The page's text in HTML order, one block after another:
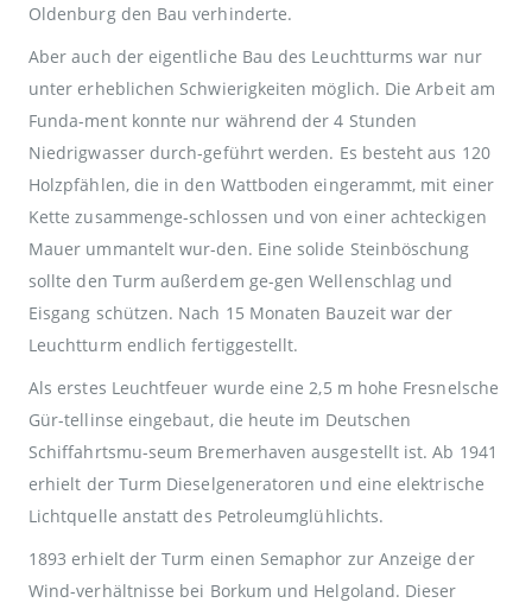
Oldenburg den Bau verhinderte.
Aber auch der eigentliche Bau des Leuchtturms war nur
unter erheblichen Schwierigkeiten möglich. Die Arbeit am
Funda-ment konnte nur während der 4 Stunden
Niedrigwasser durch-geführt werden. Es besteht aus 120
Holzpfählen, die in den Wattboden eingerammt, mit einer
Kette zusammenge-schlossen und von einer achteckigen
Mauer ummantelt wur-den. Eine solide Steinböschung
sollte den Turm außerdem ge-gen Wellenschlag und
Eisgang schützen. Nach 15 Monaten Bauzeit war der
Leuchtturm endlich fertiggestellt.
Als erstes Leuchtfeuer wurde eine 2,5 m hohe Fresnelsche
Gür-tellinse eingebaut, die heute im Deutschen
Schiffahrtsmu-seum Bremerhaven ausgestellt ist. Ab 1941
erhielt der Turm Dieselgeneratoren und eine elektrische
Lichtquelle anstatt des Petroleumglühlichts.
1893 erhielt der Turm einen Semaphor zur Anzeige der
Wind-verhältnisse bei Borkum und Helgoland. Dieser